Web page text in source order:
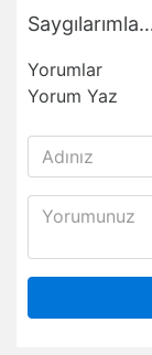
Yorumlar
Yorum Yaz